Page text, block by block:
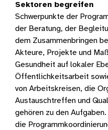
Sektoren begreifen
Schwerpunkte der
der Beratung, der
dem Zusammenbringen
Akteure, Projekte und
Gesundheit auf lokaler
Öffentlichkeitsarbeit
von Arbeitskreisen, die
Austauschtreffen und
gehören zu den
die